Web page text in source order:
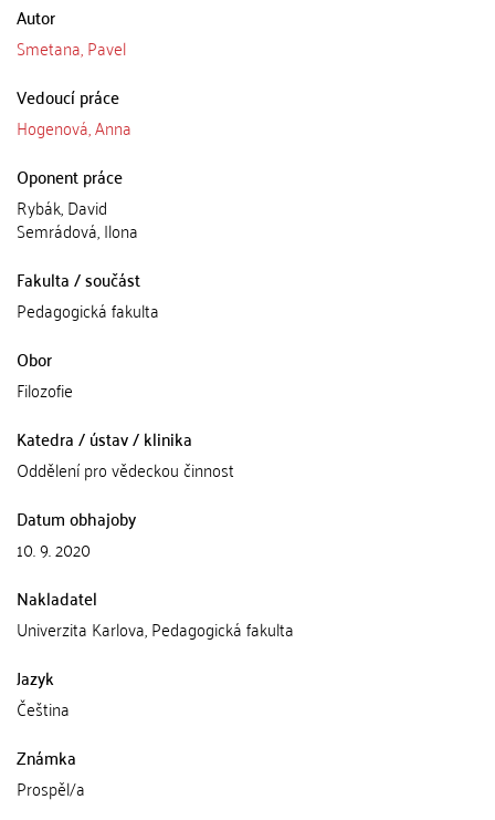
Autor
Smetana, Pavel
Vedoucí práce
Hogenová, Anna
Oponent práce
Rybák, David
Semrádová, Ilona
Fakulta / součást
Pedagogická fakulta
Obor
Filozofie
Katedra / ústav / klinika
Oddělení pro vědeckou činnost
Datum obhajoby
10. 9. 2020
Nakladatel
Univerzita Karlova, Pedagogická fakulta
Jazyk
Čeština
Známka
Prospěl/a